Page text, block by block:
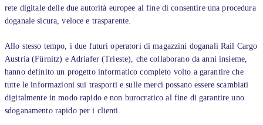
rete digitale delle due autorità europee al fine di consentire una procedura
doganale sicura, veloce e trasparente.
Allo stesso tempo, i due futuri operatori di magazzini doganali Rail Cargo
Austria (Fürnitz) e Adriafer (Trieste), che collaborano da anni insieme,
hanno definito un progetto informatico completo volto a garantire che
tutte le informazioni sui trasporti e sulle merci possano essere scambiati
digitalmente in modo rapido e non burocratico al fine di garantire uno
sdoganamento rapido per i clienti.